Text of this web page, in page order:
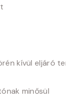
kívül eljáró
minősül